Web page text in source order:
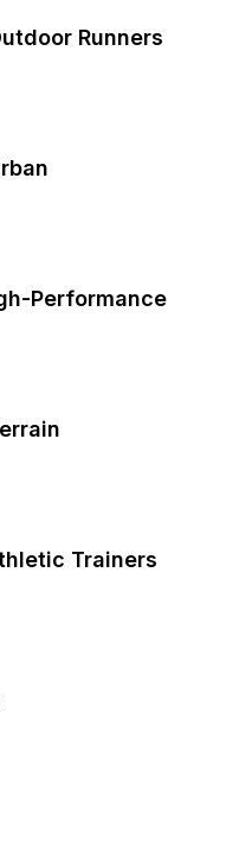
Runners
Performance
Trainers